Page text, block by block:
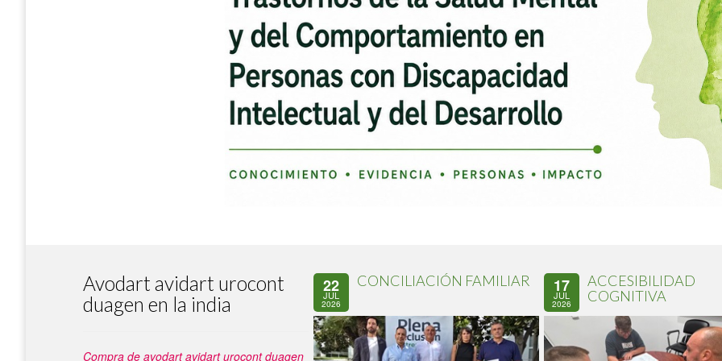
Avodart avidart urocont
duagen en la india
Compra de avodart avidart urocont duagen
22
JUL
2026
CONCILIACIÓN FAMILIAR 17
JUL
2026
ACCESIBILIDAD
COGNITIVA